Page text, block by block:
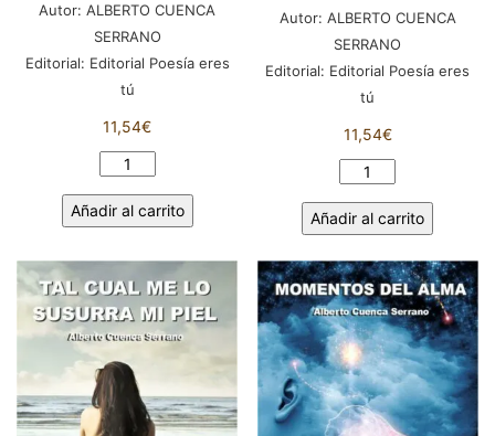
Autor: ALBERTO CUENCA
SERRANO
Editorial: Editorial Poesía eres
tú
11,54€
MUJER
QUE
CUENCA
SERRANO
Añadir al carrito
Autor: ALBERTO CUENCA
SERRANO
Editorial: Editorial Poesía eres
tú
11,54€
ES
DE
MÁS.
ALBERTO
CUENCA
SERRANO
cantidad
Añadir al carrito